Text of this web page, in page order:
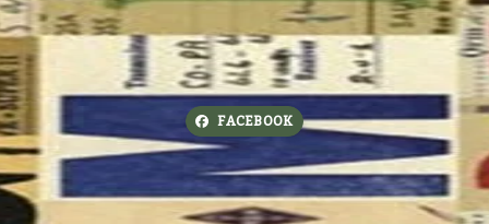
FACEBOOK